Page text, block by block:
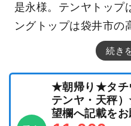
是永様。テンヤトップ
ングトップは袋井市の
続き
★朝帰り★タチ
テンヤ・天秤
望欄へ記載を